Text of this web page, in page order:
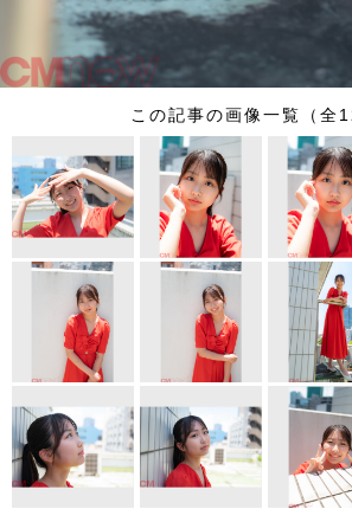
この記事の画像一覧（全